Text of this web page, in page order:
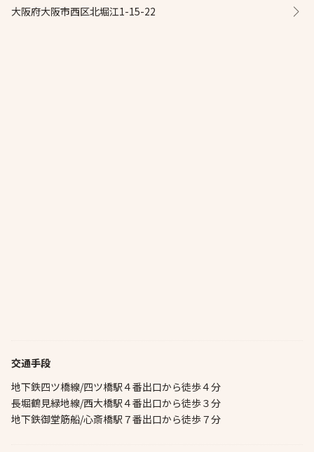
大阪府大阪市西区北堀江1-15-22
交通手段
地下鉄四ツ橋線/四ツ橋駅４番出口から徒歩４分
長堀鶴見緑地線/西大橋駅４番出口から徒歩３分
地下鉄御堂筋船/心斎橋駅７番出口から徒歩７分